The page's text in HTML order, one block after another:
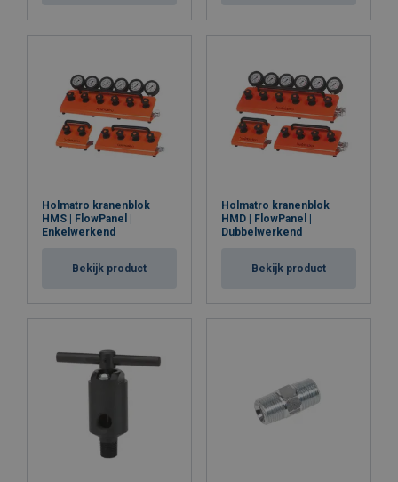
Holmatro kranenblok
HMS | FlowPanel |
Enkelwerkend
Bekijk product
Holmatro kranenblok
HMD | FlowPanel |
Dubbelwerkend
Bekijk product